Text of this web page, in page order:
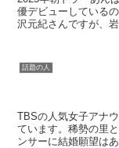
優デビューしている
沢元紀さんですが、
話題の人
TBSの人気女子アナ
ています。稀勢の里
ンサーに結婚願望は